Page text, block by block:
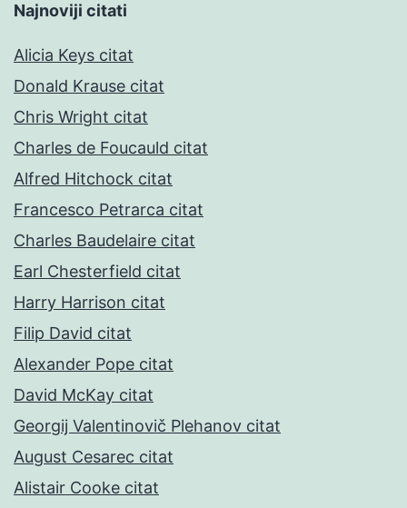
Najnoviji citati
Alicia Keys citat
Donald Krause citat
Chris Wright citat
Charles de Foucauld citat
Alfred Hitchock citat
Francesco Petrarca citat
Charles Baudelaire citat
Earl Chesterfield citat
Harry Harrison citat
Filip David citat
Alexander Pope citat
David McKay citat
Georgij Valentinovič Plehanov citat
August Cesarec citat
Alistair Cooke citat